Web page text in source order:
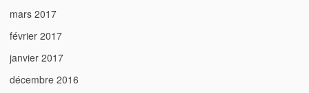
mars 2017
février 2017
janvier 2017
décembre 2016